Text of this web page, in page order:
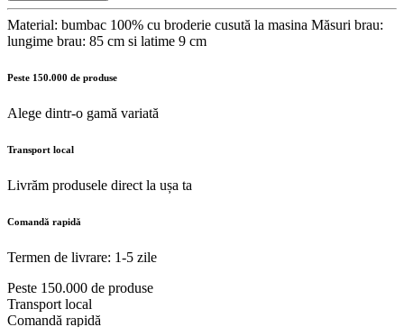
Material: bumbac 100% cu broderie cusută la masina Măsuri brau:
lungime brau: 85 cm si latime 9 cm
Peste 150.000 de produse
Alege dintr-o gamă variată
Transport local
Livrăm produsele direct la ușa ta
Comandă rapidă
Termen de livrare: 1-5 zile
Peste 150.000 de produse
Transport local
Comandă rapidă